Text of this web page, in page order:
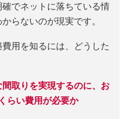
でネットに落ちている情
らないのが現実です。
用を知るには、どうした
取りを実現するのに、お
らい費用が必要か